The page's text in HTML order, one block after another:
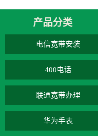
产品分类
电信宽带安装
400电话
联通宽带办理
华为手表